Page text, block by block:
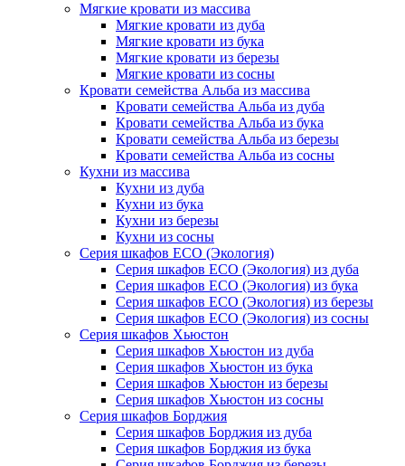
Мягкие кровати из массива
Мягкие кровати из дуба
Мягкие кровати из бука
Мягкие кровати из березы
Мягкие кровати из сосны
Кровати семейства Альба из массива
Кровати семейства Альба из дуба
Кровати семейства Альба из бука
Кровати семейства Альба из березы
Кровати семейства Альба из сосны
Кухни из массива
Кухни из дуба
Кухни из бука
Кухни из березы
Кухни из сосны
Серия шкафов ECO (Экология)
Серия шкафов ECO (Экология) из дуба
Серия шкафов ECO (Экология) из бука
Серия шкафов ECO (Экология) из березы
Серия шкафов ECO (Экология) из сосны
Серия шкафов Хьюстон
Серия шкафов Хьюстон из дуба
Серия шкафов Хьюстон из бука
Серия шкафов Хьюстон из березы
Серия шкафов Хьюстон из сосны
Серия шкафов Борджия
Серия шкафов Борджия из дуба
Серия шкафов Борджия из бука